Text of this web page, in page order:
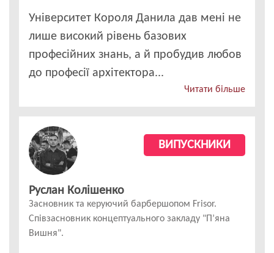
Університет Короля Данила дав мені не
лише високий рівень базових
професійних знань, а й пробудив любов
до професії архітектора...
Читати більше
ВИПУСКНИКИ
Руслан Колішенко
Засновник та керуючий барбершопом Frisor.
Співзасновник концептуального закладу "П’яна
Вишня".